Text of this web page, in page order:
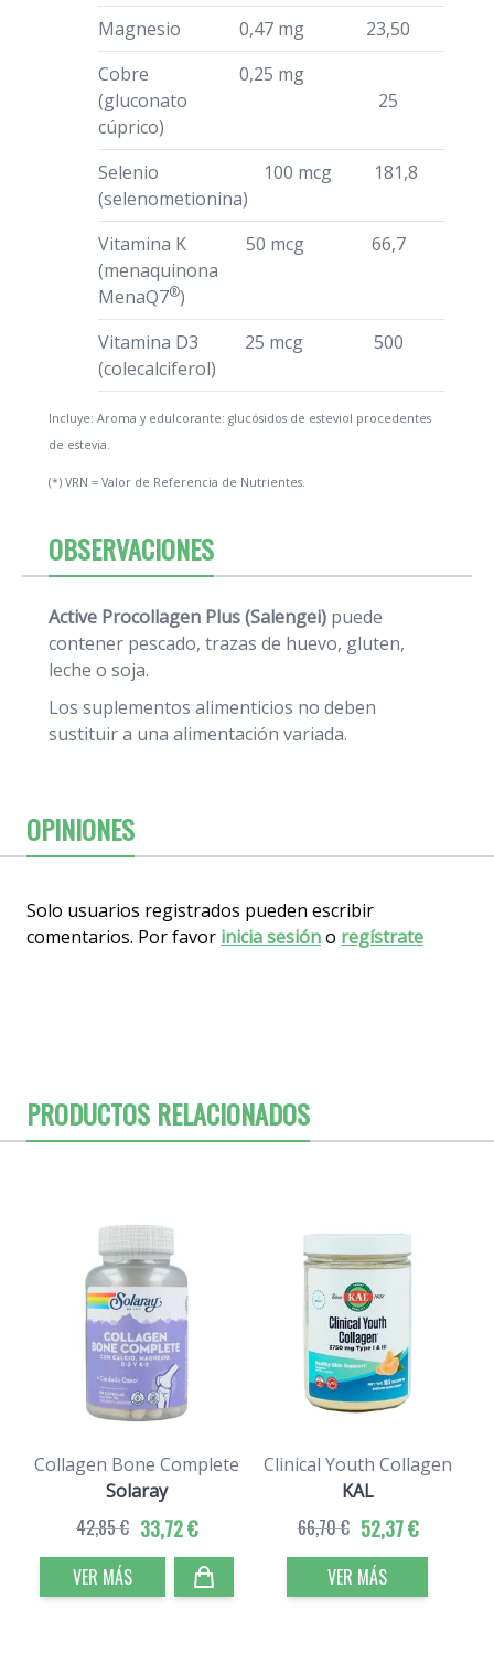
Magnesio 0,47 mg
23,50
Cobre
(gluconato
cúprico)
0,25 mg
25
Selenio
(selenometionina)
100 mcg 181,8
Vitamina K
(menaquinona
MenaQ7®)
50 mcg 66,7
Vitamina D3
(colecalciferol)
25 mcg 500
Incluye: Aroma y edulcorante: glucósidos de esteviol procedentes
de estevia.
(*) VRN = Valor de Referencia de Nutrientes.
OBSERVACIONES
Active Procollagen Plus (Salengei) puede
contener pescado, trazas de huevo, gluten,
leche o soja.
Los suplementos alimenticios no deben
sustituir a una alimentación variada.
OPINIONES
Solo usuarios registrados pueden escribir
comentarios. Por favor inicia sesióno regístrate
PRODUCTOS RELACIONADOS
Collagen Bone Complete
Solaray
33,72 €
42,85 €
VER MÁS
Clinical Youth Collagen
KAL
52,37 €
66,70 €
VER MÁS